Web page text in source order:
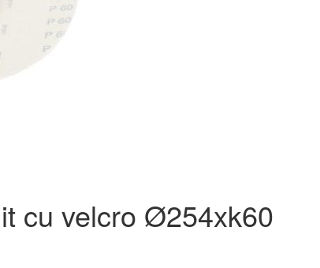
cu velcro Ø254xk60